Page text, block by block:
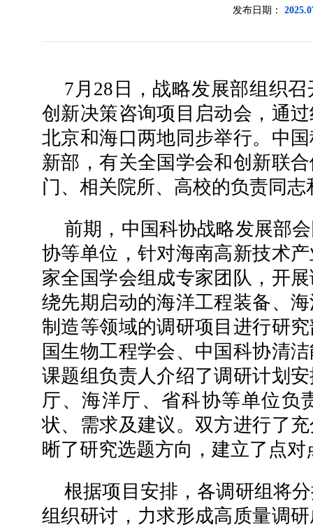
发布日期：
7月28日，战略发展部组织
创新决策咨询项目启动会，通
北京和海口两地同步举行。中
新部，有关全国学会和创新联
门、相关院所、高校的负责同
前期，中国科协战略发展部
协等单位，针对海南高新技术
家全国学会组成专家团队，开
绕先期启动的海洋工程装备、
制造等领域的调研项目进行研
国生物工程学会、中国科协清
课题组负责人介绍了调研计划
厅、海洋厅、省科协等单位负
状、需求及建议。双方进行了
晰了研究选题方向，建立了点对
根据项目安排，各调研组将
组织研讨，力求形成高质量调